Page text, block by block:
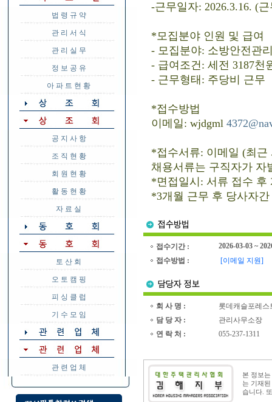
법 령 규 약
관 리 서 식
관 리 실 무
정 보 공 유
아 파 트 현 황
공 지 사 항
조 직 현 황
회 원 현 황
활 동 현 황
자 료 실
토 산 회
오 토 캠 핑
피 싱 클 럽
기 수 모 임
관 련 업 체
-근무일자: 2026.3.16. (
*모집분야 인원 및 급여
- 모집분야: 소방안전관
- 급여조건: 세전 3187천
- 근무형태: 주당비 근무
*접수방법
이메일: wjdgml
*접수서류: 이메일 (최
채용서류는 구직자가 자
*면접일시: 서류 접수 후
*3개월 근무 후 당사자
접수기간 :
2026-03-03 ~
접수방법 :
[이메일 지원]
회 사 명 :
롯데캐슬포레스
담 당 자 :
관리사무소장
연 락 처 :
055-237-1311
본 정보는
는 기재
습니다.